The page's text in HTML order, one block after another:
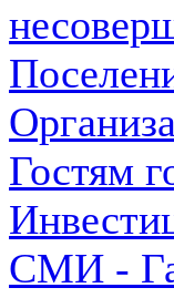
Гостям
СМИ -